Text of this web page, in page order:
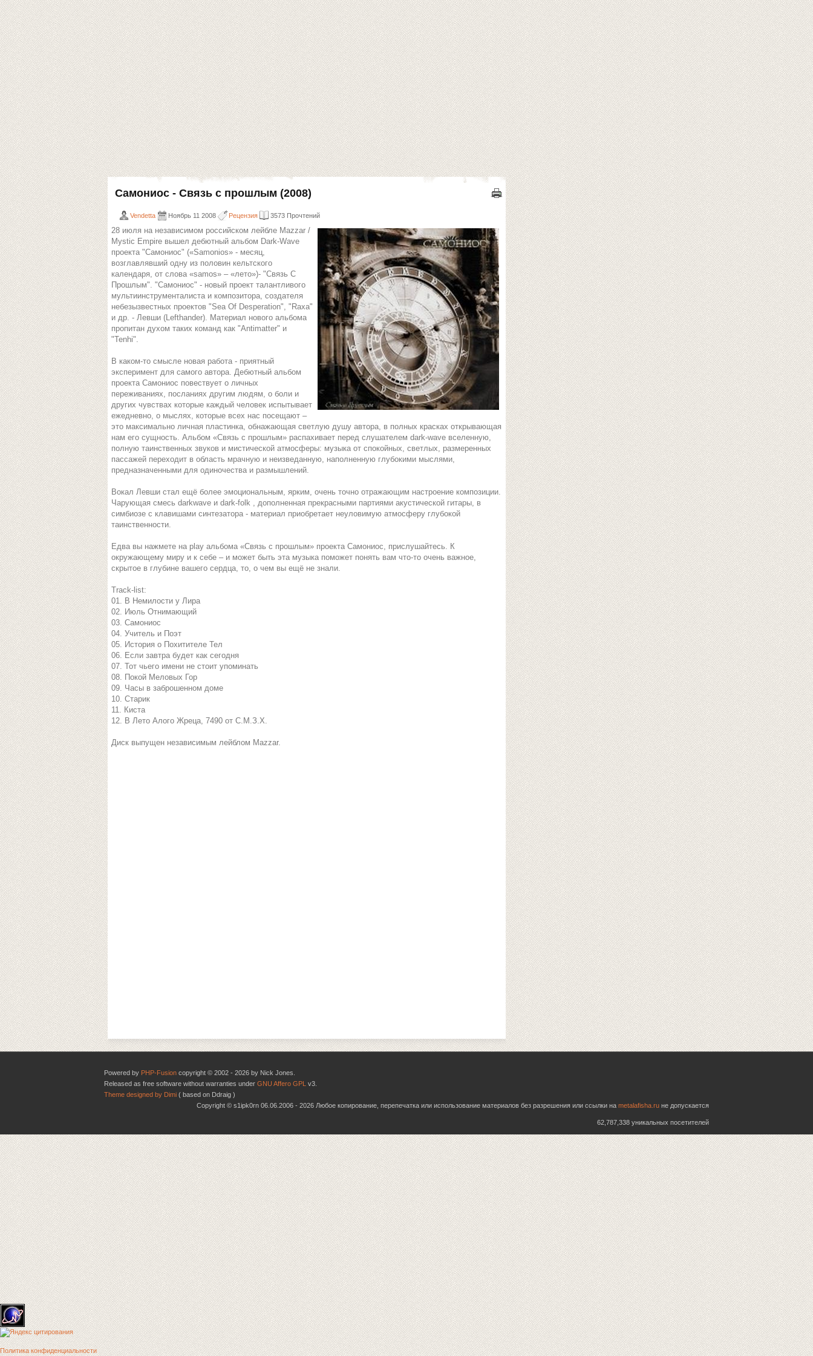
Самониос - Связь с прошлым (2008)
Vendetta Ноябрь 11 2008 Рецензия 3573 Прочтений
28 июля на независимом российском лейбле Mazzar /
Mystic Empire вышел дебютный альбом Dark-Wave
проекта "Самониос" («Samonios» - месяц,
возглавлявший одну из половин кельтского
календаря, от слова «samos» – «лето»)- "Связь С
Прошлым". "Самониос" - новый проект талантливого
мультиинструменталиста и композитора, создателя
небезызвестных проектов "Sea Of Desperation", "Raxa"
и др. - Левши (Lefthander). Материал нового альбома
пропитан духом таких команд как "Antimatter" и
"Tenhi".
В каком-то смысле новая работа - приятный
эксперимент для самого автора. Дебютный альбом
проекта Самониос повествует о личных
переживаниях, посланиях другим людям, о боли и
других чувствах которые каждый человек испытывает
ежедневно, о мыслях, которые всех нас посещают –
это максимально личная пластинка, обнажающая светлую душу автора, в полных красках открывающая
нам его сущность. Альбом «Связь с прошлым» распахивает перед слушателем dark-wave вселенную,
полную таинственных звуков и мистической атмосферы: музыка от спокойных, светлых, размеренных
пассажей переходит в область мрачную и неизведанную, наполненную глубокими мыслями,
предназначенными для одиночества и размышлений.
Вокал Левши стал ещё более эмоциональным, ярким, очень точно отражающим настроение композиции.
Чарующая смесь darkwave и dark-folk , дополненная прекрасными партиями акустической гитары, в
симбиозе с клавишами синтезатора - материал приобретает неуловимую атмосферу глубокой
таинственности.
Едва вы нажмете на play альбома «Связь с прошлым» проекта Самониос, прислушайтесь. К
окружающему миру и к себе – и может быть эта музыка поможет понять вам что-то очень важное,
скрытое в глубине вашего сердца, то, о чем вы ещё не знали.
Track-list:
01. В Немилости у Лира
02. Июль Отнимающий
03. Самониос
04. Учитель и Поэт
05. История о Похитителе Тел
06. Если завтра будет как сегодня
07. Тот чьего имени не стоит упоминать
08. Покой Меловых Гор
09. Часы в заброшенном доме
10. Старик
11. Киста
12. В Лето Алого Жреца, 7490 от С.М.З.Х.
Диск выпущен независимым лейблом Mazzar.
Powered by PHP-Fusion copyright © 2002 - 2026 by Nick Jones.
Released as free software without warranties under GNU Affero GPL v3.
Theme designed by Dimi ( based on Ddraig )
Copyright © s1ipk0rn 06.06.2006 - 2026 Любое копирование, перепечатка или использование материалов без разрешения или ссылки на metalafisha.ru не допускается
62,787,338 уникальных посетителей
Политика конфиденциальности